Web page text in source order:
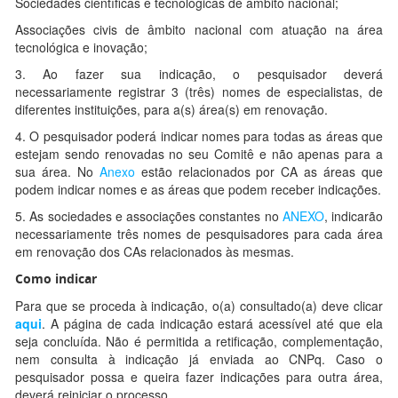
Associações civis de âmbito nacional com atuação na área
tecnológica e inovação;
3. Ao fazer sua indicação, o pesquisador deverá
necessariamente registrar 3 (três) nomes de especialistas, de
diferentes instituições, para a(s) área(s) em renovação.
4. O pesquisador poderá indicar nomes para todas as áreas que
estejam sendo renovadas no seu Comitê e não apenas para a
sua área. No Anexo estão relacionados por CA as áreas que
podem indicar nomes e as áreas que podem receber indicações.
5. As sociedades e associações constantes no ANEXO, indicarão
necessariamente três nomes de pesquisadores para cada área
em renovação dos CAs relacionados às mesmas.
Como indicar
Para que se proceda à indicação, o(a) consultado(a) deve clicar
aqui. A página de cada indicação estará acessível até que ela
seja concluída. Não é permitida a retificação, complementação,
nem consulta à indicação já enviada ao CNPq. Caso o
pesquisador possa e queira fazer indicações para outra área,
deverá reiniciar o processo.